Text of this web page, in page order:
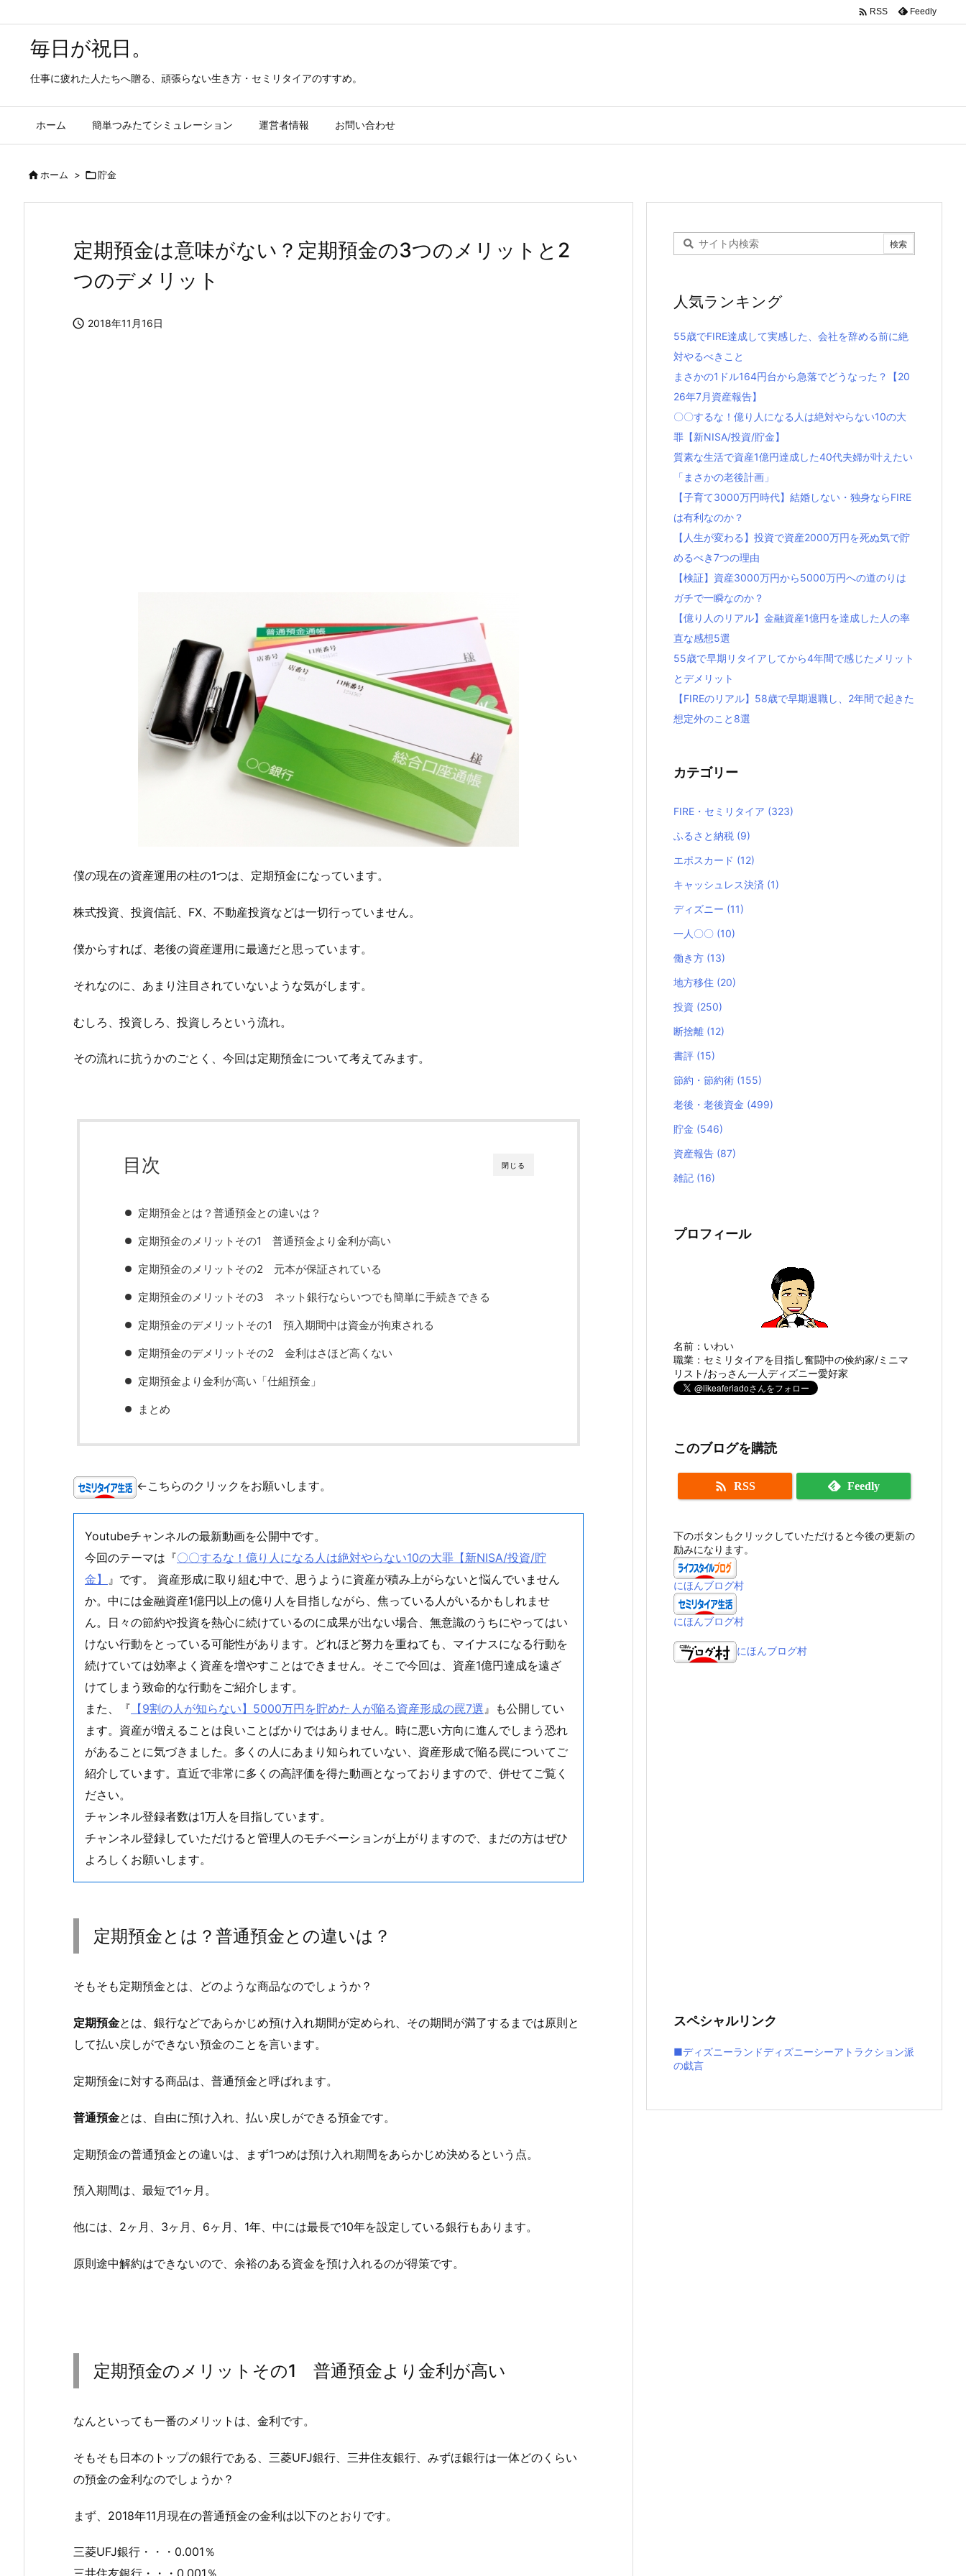
毎日が祝日。
仕事に疲れた人たちへ贈る、頑張らない生き方・セミリタイアのすすめ。
ホーム 簡単つみたてシミュレーション 運営者情報 お問い合わせ
 RSS Feedly
ホーム > 貯金
定期預金は意味がない？定期預金の3つのメリットと2
つのデメリット
 2018年11月16日
僕の現在の資産運用の柱の1つは、定期預金になっています。
株式投資、投資信託、FX、不動産投資などは一切行っていません。
僕からすれば、老後の資産運用に最適だと思っています。
それなのに、あまり注目されていないような気がします。
むしろ、投資しろ、投資しろという流れ。
その流れに抗うかのごとく、今回は定期預金について考えてみます。
閉じる
目次
定期預金とは？普通預金との違いは？
定期預金のメリットその1 普通預金より金利が高い
定期預金のメリットその2 元本が保証されている
定期預金のメリットその3 ネット銀行ならいつでも簡単に手続きできる
定期預金のデメリットその1 預入期間中は資金が拘束される
定期預金のデメリットその2 金利はさほど高くない
定期預金より金利が高い「仕組預金」
まとめ
←こちらのクリックをお願いします。
Youtubeチャンネルの最新動画を公開中です。
今回のテーマは『〇〇するな！億り人になる人は絶対やらない10の大罪【新NISA/投資/貯
金】 』です。 資産形成に取り組む中で、思うように資産が積み上がらないと悩んでいません
か。中には金融資産1億円以上の億り人を目指しながら、焦っている人がいるかもしれませ
ん。日々の節約や投資を熱心に続けているのに成果が出ない場合、無意識のうちにやってはい
けない行動をとっている可能性があります。どれほど努力を重ねても、マイナスになる行動を
続けていては効率よく資産を増やすことはできません。そこで今回は、資産1億円達成を遠ざ
けてしまう致命的な行動をご紹介します。
また、『 【9割の人が知らない】5000万円を貯めた人が陥る資産形成の罠7選』も公開してい
ます。資産が増えることは良いことばかりではありません。時に悪い方向に進んでしまう恐れ
があることに気づきました。多くの人にあまり知られていない、資産形成で陥る罠についてご
紹介しています。直近で非常に多くの高評価を得た動画となっておりますので、併せてご覧く
ださい。
チャンネル登録者数は1万人を目指しています。
チャンネル登録していただけると管理人のモチベーションが上がりますので、まだの方はぜひ
よろしくお願いします。
定期預金とは？普通預金との違いは？
そもそも定期預金とは、どのような商品なのでしょうか？
定期預金とは、銀行などであらかじめ預け入れ期間が定められ、その期間が満了するまでは原則と
して払い戻しができない預金のことを言います。
定期預金に対する商品は、普通預金と呼ばれます。
普通預金とは、自由に預け入れ、払い戻しができる預金です。
定期預金の普通預金との違いは、まず1つめは預け入れ期間をあらかじめ決めるという点。
預入期間は、最短で1ヶ月。
他には、2ヶ月、3ヶ月、6ヶ月、1年、中には最長で10年を設定している銀行もあります。
原則途中解約はできないので、余裕のある資金を預け入れるのが得策です。
定期預金のメリットその1 普通預金より金利が高い
なんといっても一番のメリットは、金利です。
そもそも日本のトップの銀行である、三菱UFJ銀行、三井住友銀行、みずほ銀行は一体どのくらい
の預金の金利なのでしょうか？
まず、2018年11月現在の普通預金の金利は以下のとおりです。
三菱UFJ銀行・・・0.001％
人気ランキング
55歳でFIRE達成して実感した、会社を辞める前に絶
対やるべきこと
まさかの1ドル164円台から急落でどうなった？【20
26年7月資産報告】
〇〇するな！億り人になる人は絶対やらない10の大
罪【新NISA/投資/貯金】
質素な生活で資産1億円達成した40代夫婦が叶えたい
「まさかの老後計画」
【子育て3000万円時代】結婚しない・独身ならFIRE
は有利なのか？
【人生が変わる】投資で資産2000万円を死ぬ気で貯
めるべき7つの理由
【検証】資産3000万円から5000万円への道のりは
ガチで一瞬なのか？
【億り人のリアル】金融資産1億円を達成した人の率
直な感想5選
55歳で早期リタイアしてから4年間で感じたメリット
とデメリット
【FIREのリアル】58歳で早期退職し、2年間で起きた
想定外のこと8選
カテゴリー
FIRE・セミリタイア (323)
ふるさと納税 (9)
エポスカード (12)
キャッシュレス決済 (1)
ディズニー (11)
一人〇〇 (10)
働き方 (13)
地方移住 (20)
投資 (250)
断捨離 (12)
書評 (15)
節約・節約術 (155)
老後・老後資金 (499)
貯金 (546)
資産報告 (87)
雑記 (16)
プロフィール
名前：いわい
職業：セミリタイアを目指し奮闘中の倹約家/ミニマ
リスト/おっさん一人ディズニー愛好家
このブログを購読
 RSS Feedly
下のボタンもクリックしていただけると今後の更新の
励みになります。
にほんブログ村
にほんブログ村
にほんブログ村
スペシャルリンク
■ディズニーランドディズニーシーアトラクション派
の戯言